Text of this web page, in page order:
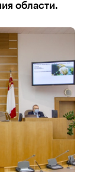
области.